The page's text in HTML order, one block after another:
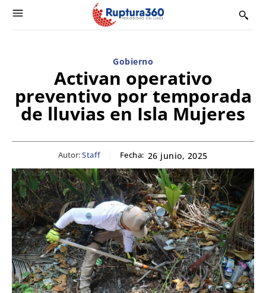
Gobierno
Activan operativo
preventivo por temporada
de lluvias en Isla Mujeres
Autor:Staff Fecha: 26 junio, 2025